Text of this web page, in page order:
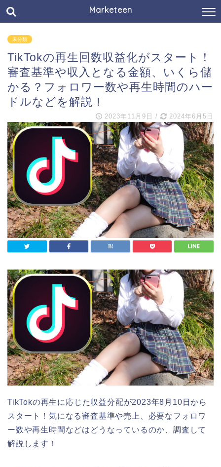
Marketeen
未分類
TikTokの再生回数収益化がスタート！
審査基準や収入となる金額、いくら儲
かる？フォロワー数や再生時間のハー
ドルなどを解説！
2023年11月9日 / 2024年6月5日
TikTokの再生に応じた収益分配が2023年8月10日から
スタート！気になる審査基準や売上、必要なフォロワ
ー数や再生時間などはどうなっているのか、調査して
解説します！